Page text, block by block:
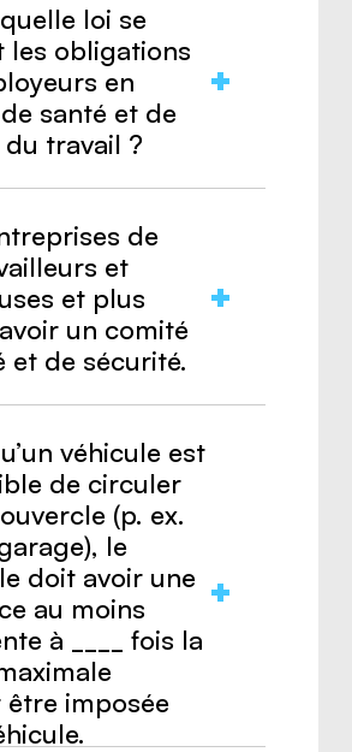
Électrisation avec une
aérienne sous tension.
loi se
les obligations
en
santé et de
travail ?
travail.
de
et
et plus
un comité
et de sécurité.
véhicule est
de circuler
(p. ex.
le
doit avoir une
au moins
à ____ fois la
être imposée